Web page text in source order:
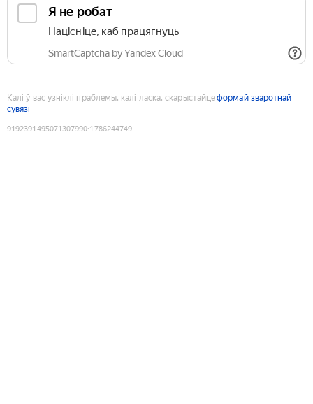
Я не робат
Націсніце, каб працягнуць
SmartCaptcha by Yandex Cloud
Калі ў вас узніклі праблемы, калі ласка, скарыстайцеформай зваротнай
сувязі
9192391495071307990:1786244749